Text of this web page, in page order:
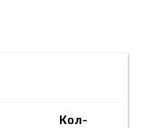
Кол-